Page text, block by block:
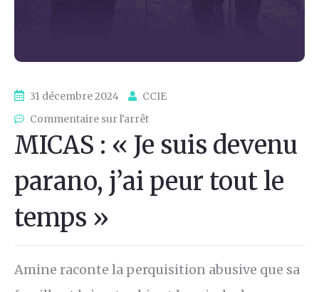
31 décembre 2024
CCIE
Commentaire sur l'arrêt
MICAS : « Je suis devenu
parano, j’ai peur tout le
temps »
Amine raconte la perquisition abusive que sa